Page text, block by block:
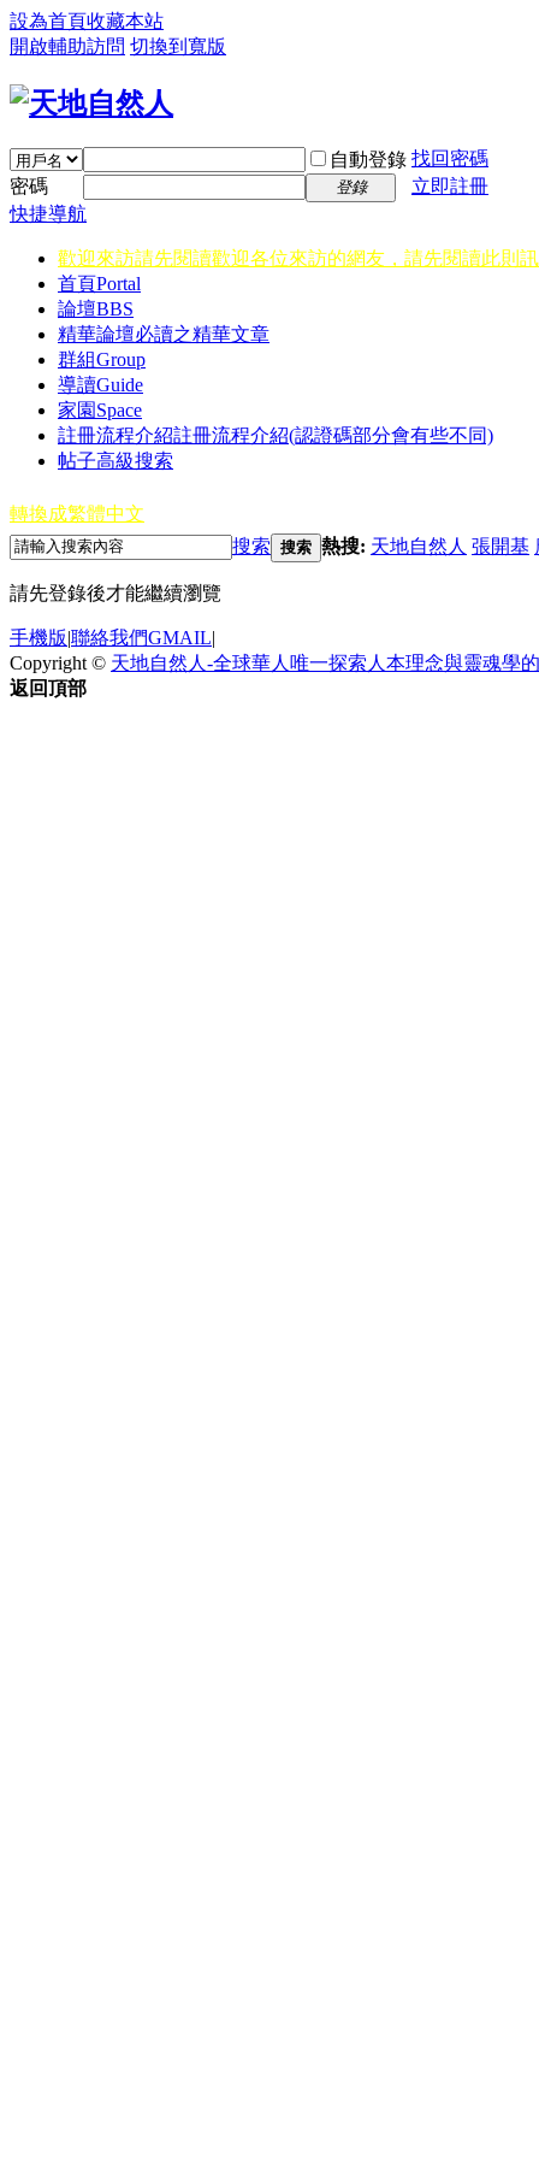
設為首頁收藏本站
開啟輔助訪問 切換到寬版
自動登錄 找回密碼
密碼
登錄
立即註冊
快捷導航
歡迎來訪請先閱讀歡迎各位來訪的網友，請先閱讀此則
首頁Portal
論壇BBS
精華論壇必讀之精華文章
群組Group
導讀Guide
家園 Space
註冊流程介紹註冊流程介紹(認證碼部分會有些不同)
帖子高級搜索
轉換成繁體中文
搜索 搜索 熱搜: 天地自然人 張開基
請先登錄後才能繼續瀏覽
手機版|聯絡我們GMAIL|
Copyright © 天地自然人-全球華人唯一探索人本理念與靈魂學
返回頂部